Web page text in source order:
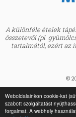
Weboldalainkon cookie-kat
szabott szolgáltatást
forgalmat. A webhely
A különféle ételek
összetevői (pl.
tartalmától, ezért az
©